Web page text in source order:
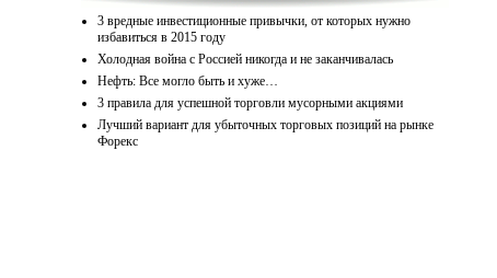
3 вредные инвестиционные привычки, от которых нужно
избавиться в 2015 году
Холодная война с Россией никогда и не заканчивалась
Нефть: Все могло быть и хуже…
3 правила для успешной торговли мусорными акциями
Лучший вариант для убыточных торговых позиций на рынке
Форекс